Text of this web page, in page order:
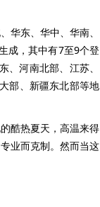
东、华中、华南、
成，其中有7至9个登
河南北部、江苏、
部、新疆东北部等地
酷热夏天，高温来得
业而克制。然而当这